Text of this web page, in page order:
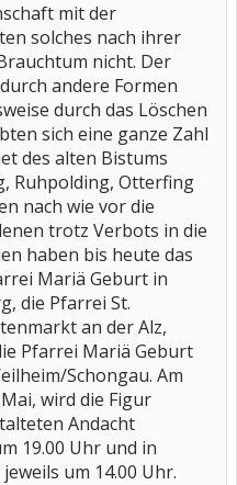
mit der
solches nach ihrer
nicht. Der
andere Formen
durch das Löschen
sich eine ganze Zahl
des alten Bistums
Ruhpolding, Otterfing
nach wie vor die
trotz Verbots in die
haben bis heute das
Mariä Geburt in
die Pfarrei St.
an der Alz,
Pfarrei Mariä Geburt
Schongau. Am
wird die Figur
Andacht
19.00 Uhr und in
um 14.00 Uhr.